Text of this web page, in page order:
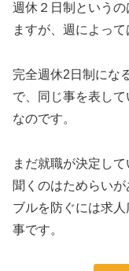
週休２日制という
ますが、週によって
完全週休2日制にな
で、同じ事を表し
なのです。
まだ就職が決定し
聞くのはためらい
ブルを防ぐには求
事です。